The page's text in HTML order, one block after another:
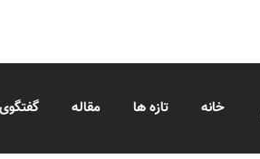
خانه تازه ها مقاله